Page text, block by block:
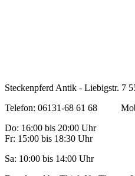
Steckenpferd Antik - Liebigstr. 7
Telefon: 06131-68 61 68
Do: 16:00 bis 20:00 Uhr
Fr: 15:00 bis 18:30 Uhr
Sa: 10:00 bis 14:00 Uhr